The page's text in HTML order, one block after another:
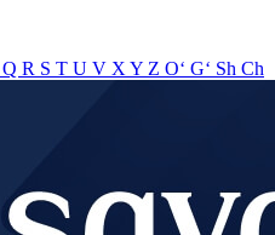
Q R S T U V X Y Z O‘ G‘ Sh Ch